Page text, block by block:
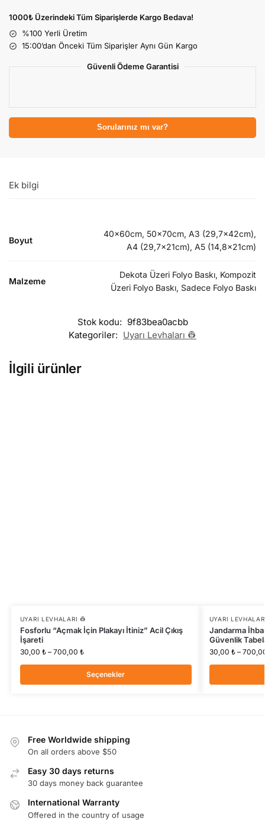
1000₺ Üzerindeki Tüm Siparişlerde Kargo Bedava!
%100 Yerli Üretim
15:00’dan Önceki Tüm Siparişler Aynı Gün Kargo
Güvenli Ödeme Garantisi
Sorularınız mı var?
Ek bilgi
Boyut
40x60cm, 50x70cm, A3 (29,7x42cm),
A4 (29,7x21cm), A5 (14,8x21cm)
Malzeme
Dekota Üzeri Folyo Baskı, Kompozit
Üzeri Folyo Baskı, Sadece Folyo Baskı
Stok kodu: 9f83bea0acbb
Kategoriler: Uyarı Levhaları 👷
İlgili ürünler
UYARI LEVHALARI 👷
Fosforlu “Açmak İçin Plakayı İtiniz” Acil Çıkış
İşareti
30,00 ₺ – 700,00 ₺
Seçenekler
UYARI
Jandarma
Güvenlik
30,00 ₺ –
Free Worldwide shipping
On all orders above $50
Easy 30 days returns
30 days money back guarantee
International Warranty
Offered in the country of usage